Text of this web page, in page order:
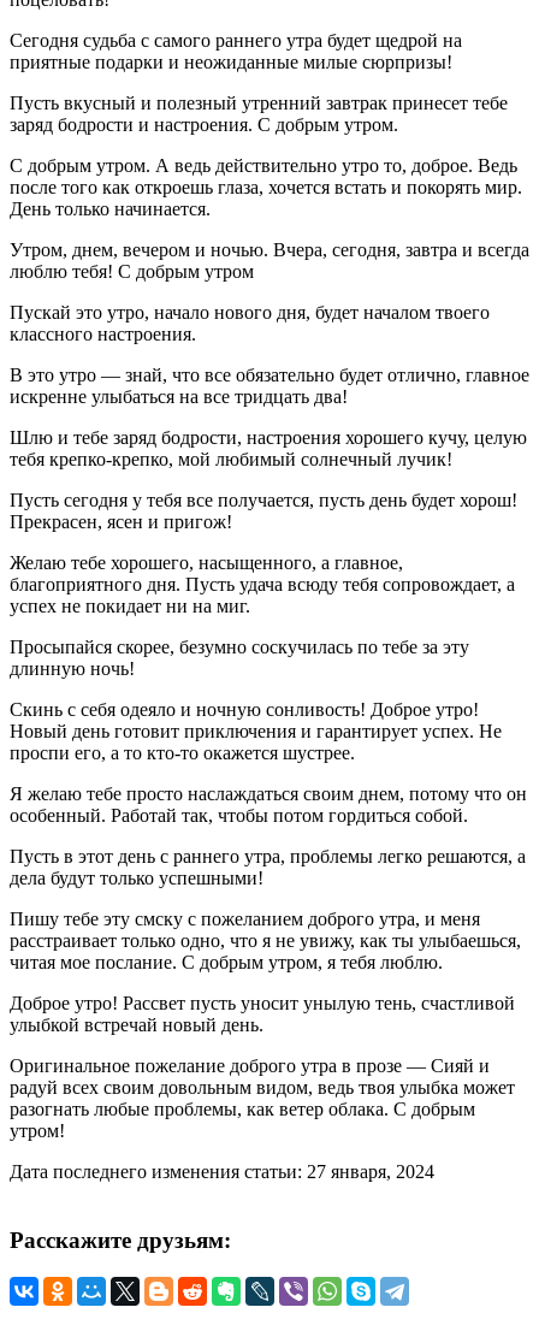
Сегодня судьба с самого раннего утра будет щедрой на
приятные подарки и неожиданные милые сюрпризы!
Пусть вкусный и полезный утренний завтрак принесет тебе
заряд бодрости и настроения. С добрым утром.
С добрым утром. А ведь действительно утро то, доброе. Ведь
после того как откроешь глаза, хочется встать и покорять мир.
День только начинается.
Утром, днем, вечером и ночью. Вчера, сегодня, завтра и всегда
люблю тебя! С добрым утром
Пускай это утро, начало нового дня, будет началом твоего
классного настроения.
В это утро — знай, что все обязательно будет отлично, главное
искренне улыбаться на все тридцать два!
Шлю и тебе заряд бодрости, настроения хорошего кучу, целую
тебя крепко-крепко, мой любимый солнечный лучик!
Пусть сегодня у тебя все получается, пусть день будет хорош!
Прекрасен, ясен и пригож!
Желаю тебе хорошего, насыщенного, а главное,
благоприятного дня. Пусть удача всюду тебя сопровождает, а
успех не покидает ни на миг.
Просыпайся скорее, безумно соскучилась по тебе за эту
длинную ночь!
Скинь с себя одеяло и ночную сонливость! Доброе утро!
Новый день готовит приключения и гарантирует успех. Не
проспи его, а то кто-то окажется шустрее.
Я желаю тебе просто наслаждаться своим днем, потому что он
особенный. Работай так, чтобы потом гордиться собой.
Пусть в этот день с раннего утра, проблемы легко решаются, а
дела будут только успешными!
Пишу тебе эту смску с пожеланием доброго утра, и меня
расстраивает только одно, что я не увижу, как ты улыбаешься,
читая мое послание. С добрым утром, я тебя люблю.
Доброе утро! Рассвет пусть уносит унылую тень, счастливой
улыбкой встречай новый день.
Оригинальное пожелание доброго утра в прозе — Сияй и
радуй всех своим довольным видом, ведь твоя улыбка может
разогнать любые проблемы, как ветер облака. С добрым
утром!
Дата последнего изменения статьи: 27 января, 2024
Расскажите друзьям: